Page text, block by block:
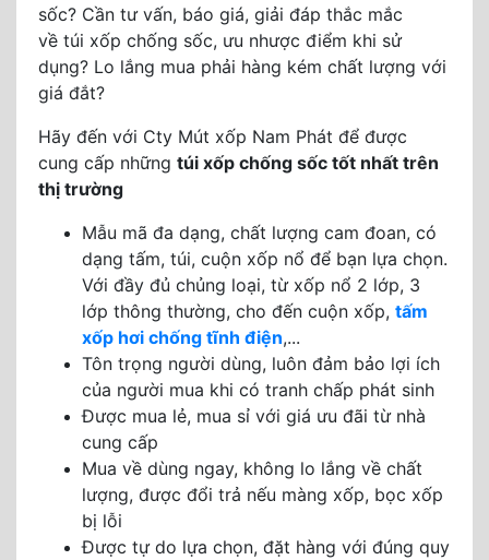
sốc? Cần tư vấn, báo giá, giải đáp thắc mắc
về túi xốp chống sốc, ưu nhược điểm khi sử
dụng? Lo lắng mua phải hàng kém chất lượng với
giá đắt?
Hãy đến với Cty Mút xốp Nam Phát để được
cung cấp những túi xốp chống sốc tốt nhất trên
thị trường
Mẫu mã đa dạng, chất lượng cam đoan, có
dạng tấm, túi, cuộn xốp nổ để bạn lựa chọn.
Với đầy đủ chủng loại, từ xốp nổ 2 lớp, 3
lớp thông thường, cho đến cuộn xốp, tấm
xốp hơi chống tĩnh điện,...
Tôn trọng người dùng, luôn đảm bảo lợi ích
của người mua khi có tranh chấp phát sinh
Được mua lẻ, mua sỉ với giá ưu đãi từ nhà
cung cấp
Mua về dùng ngay, không lo lắng về chất
lượng, được đổi trả nếu màng xốp, bọc xốp
bị lỗi
Được tự do lựa chọn, đặt hàng với đúng quy